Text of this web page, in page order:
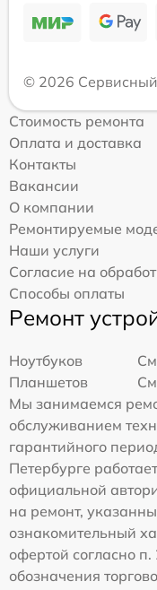
© 2026
Стоимость ремонта
Оплата и доставка
Контакты
Вакансии
О компании
Ремонтируемые
Наши услуги
Согласие на
Способы оплаты
Ремонт
Ноутбуков
Планшетов
Мы занимаемся
обслуживанием
гарантийного
Петербурге
официальной
на ремонт,
ознакомительный
офертой согласно
обозначения